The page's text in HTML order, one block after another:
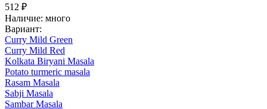
512 ₽
Наличие: много
Вариант:
Curry Mild Green
Curry Mild Red
Kolkata Biryani Masala
Potato turmeric masala
Rasam Masala
Sabji Masala
Sambar Masala